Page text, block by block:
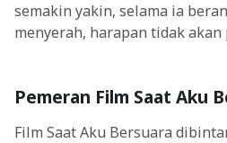
semakin yakin, selama ia
menyerah, harapan tidak akan
Pemeran Film Saat Aku
Film Saat Aku Bersuara